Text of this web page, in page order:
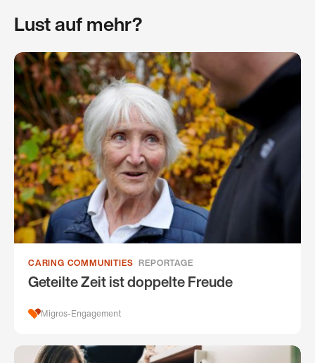
Lust auf mehr?
CARING COMMUNITIES REPORTAGE
Geteilte Zeit ist doppelte Freude
Migros-Engagement